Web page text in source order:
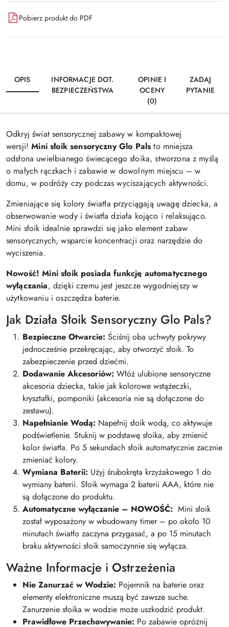
Pobierz produkt do PDF
OPIS
INFORMACJE DOT.
BEZPIECZEŃSTWA
OPINIE I
OCENY
(0)
ZADAJ
PYTANIE
Odkryj świat sensorycznej zabawy w kompaktowej
wersji! Mini słoik sensoryczny Glo Pals to mniejsza
odsłona uwielbianego świecącego słoika, stworzona z myślą
o małych rączkach i zabawie w dowolnym miejscu – w
domu, w podróży czy podczas wyciszających aktywności.
Zmieniające się kolory światła przyciągają uwagę dziecka, a
obserwowanie wody i światła działa kojąco i relaksująco.
Mini słoik idealnie sprawdzi się jako element zabaw
sensorycznych, wsparcie koncentracji oraz narzędzie do
wyciszenia.
Nowość! Mini słoik posiada funkcję automatycznego
wyłączania, dzięki czemu jest jeszcze wygodniejszy w
użytkowaniu i oszczędza baterie.
Jak Działa Słoik Sensoryczny Glo Pals?
Bezpieczne Otwarcie: Ściśnij oba uchwyty pokrywy
jednocześnie przekręcając, aby otworzyć słoik. To
zabezpieczenie przed dziećmi.
Dodawanie Akcesoriów: Włóż ulubione sensoryczne
akcesoria dziecka, takie jak kolorowe wstążeczki,
kryształki, pomponiki (akcesoria nie są dołączone do
zestawu).
Napełnianie Wodą: Napełnij słoik wodą, co aktywuje
podświetlenie. Stuknij w podstawę słoika, aby zmienić
kolor światła. Po 5 sekundach słoik automatycznie zacznie
zmieniać kolory.
Wymiana Baterii: Użyj śrubokręta krzyżakowego 1 do
wymiany baterii. Słoik wymaga 2 baterii AAA, które nie
są dołączone do produktu.
Automatyczne wyłączanie – NOWOŚĆ: Mini słoik
został wyposażony w wbudowany timer – po około 10
minutach światło zaczyna przygasać, a po 15 minutach
braku aktywności słoik samoczynnie się wyłącza.
Ważne Informacje i Ostrzeżenia
Nie Zanurzać w Wodzie: Pojemnik na baterie oraz
elementy elektroniczne muszą być zawsze suche.
Zanurzenie słoika w wodzie może uszkodzić produkt.
Prawidłowe Przechowywanie: Po zabawie opróżnij